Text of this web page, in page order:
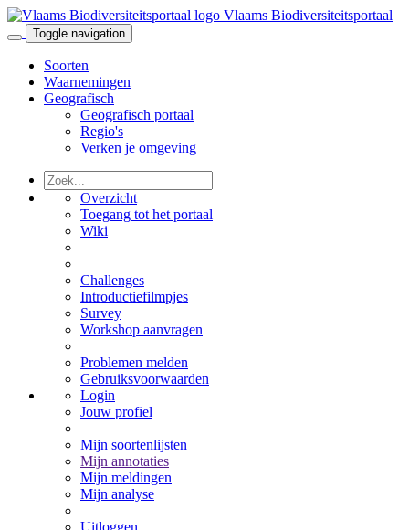
Vlaams Biodiversiteitsportaal
Toggle navigation
Soorten
Waarnemingen
Geografisch
Geografisch portaal
Regio's
Verken je omgeving
Overzicht
Toegang tot het portaal
Wiki
Challenges
Introductiefilmpjes
Survey
Workshop aanvragen
Problemen melden
Gebruiksvoorwaarden
Login
Jouw profiel
Mijn soortenlijsten
Mijn annotaties
Mijn meldingen
Mijn analyse
Uitloggen